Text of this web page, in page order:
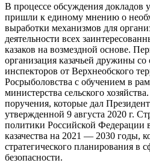
В процессе обсуждения докладов
пришли к единому мнению о
выработки механизмов для
деятельности всех
казаков на возмездной основе.
организация казачьей дружины
инспекторов от Верхнеобского
Росрыболовства с обучением в
министерства сельского
поручения, которые дал
утвержденной 9 августа 2020 г.
политики Российской Федерации
казачества на 2021 — 2030 годы,
стратегического планирования в
безопасности.